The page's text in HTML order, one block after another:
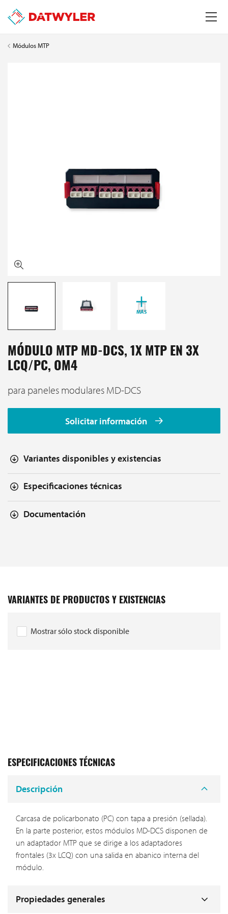
Módulos MTP
MÁS
MÓDULO MTP MD-DCS, 1X MTP EN 3X
LCQ/PC, OM4
para paneles modulares MD-DCS
Solicitar información
Variantes disponibles y existencias
Especificaciones técnicas
Documentación
VARIANTES DE PRODUCTOS Y EXISTENCIAS
Mostrar sólo stock disponible
ESPECIFICACIONES TÉCNICAS
Descripción
Carcasa de policarbonato (PC) con tapa a presión (sellada).
En la parte posterior, estos módulos MD-DCS disponen de
un adaptador MTP que se dirige a los adaptadores
frontales (3x LCQ) con una salida en abanico interna del
módulo.
Propiedades generales